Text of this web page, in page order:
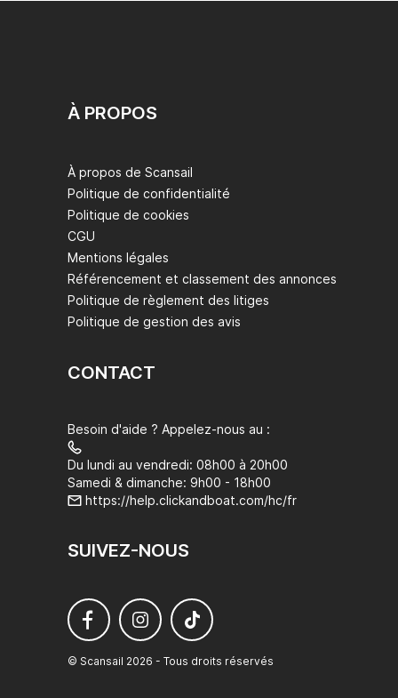
À PROPOS
À propos de Scansail
Politique de confidentialité
Politique de cookies
CGU
Mentions légales
Référencement et classement des annonces
Politique de règlement des litiges
Politique de gestion des avis
CONTACT
Besoin d'aide ? Appelez-nous au :
Du lundi au vendredi: 08h00 à 20h00
Samedi & dimanche: 9h00 - 18h00
https://help.clickandboat.com/hc/fr
SUIVEZ-NOUS
© Scansail 2026 - Tous droits réservés